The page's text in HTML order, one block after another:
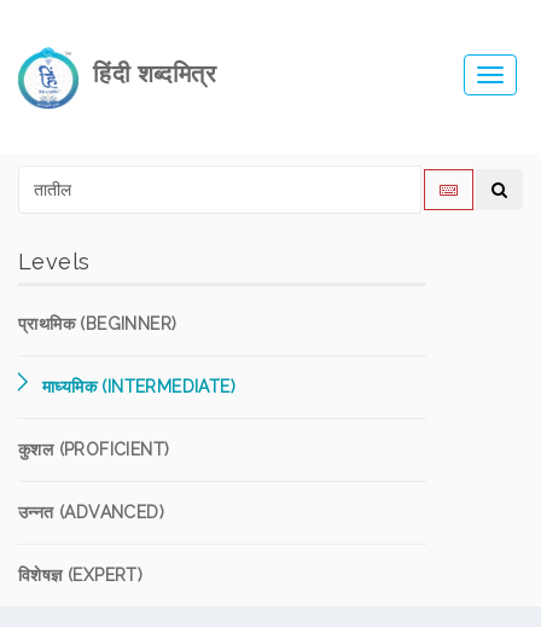
हिंदी शब्दमित्र
Levels
प्राथमिक (BEGINNER)
माध्यमिक (INTERMEDIATE)
कुशल (PROFICIENT)
उन्नत (ADVANCED)
विशेषज्ञ (EXPERT)